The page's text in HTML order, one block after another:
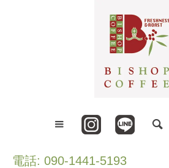
電話: 090-1441-5193